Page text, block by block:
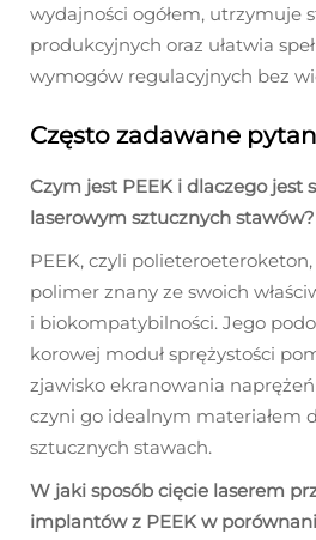
wydajności ogółem, utrzymuje
produkcyjnych oraz ułatwia
wymogów regulacyjnych bez
Często zadawane
Czym jest PEEK i dlaczego jest
laserowym sztucznych stawów?
PEEK, czyli
polimer znany ze swoich
i biokompatybilności. Jego
korowej moduł sprężystości
zjawisko ekranowania
czyni go idealnym materiałem
sztucznych stawach.
W jaki sposób cięcie laserem
implantów z PEEK w